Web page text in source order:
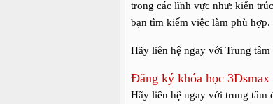
trong các lĩnh vực như: kiến
bạn tìm kiếm việc làm phù hợp.
Hãy liên hệ ngay với Trung
Đăng ký khóa học 3Dsmax
Hãy liên hệ ngay với trung tâm